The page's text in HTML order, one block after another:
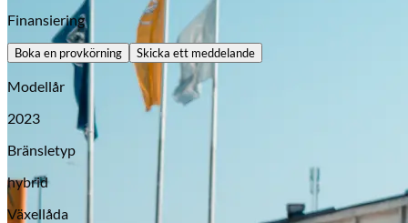
Opel
Finansiering
Boka en provkörning Skicka ett meddelande
Modellår
2023
Bränsletyp
hybrid
Växellåda